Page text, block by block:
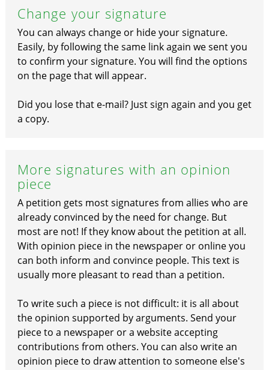
Change your signature
You can always change or hide your signature.
Easily, by following the same link again we sent you
to confirm your signature. You will find the options
on the page that will appear.
Did you lose that e-mail? Just sign again and you get
a copy.
More signatures with an opinion
piece
A petition gets most signatures from allies who are
already convinced by the need for change. But
most are not! If they know about the petition at all.
With opinion piece in the newspaper or online you
can both inform and convince people. This text is
usually more pleasant to read than a petition.
To write such a piece is not difficult: it is all about
the opinion supported by arguments. Send your
piece to a newspaper or a website accepting
contributions from others. You can also write an
opinion piece to draw attention to someone else's